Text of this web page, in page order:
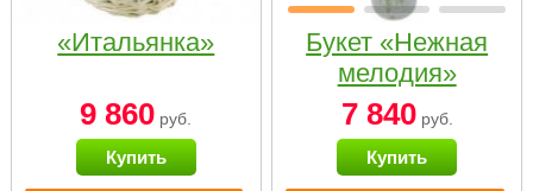
«Итальянка»
9 860 руб.
Купить
Букет «Нежная
мелодия»
7 840руб.
Купить